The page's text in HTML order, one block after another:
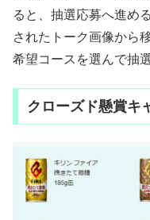
ると、抽選応募へ進め
されたトーク画像から
希望コースを選んで抽
クローズド懸賞キ